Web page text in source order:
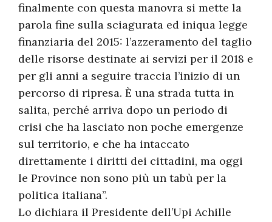
finalmente con questa manovra si mette la
parola fine sulla sciagurata ed iniqua legge
finanziaria del 2015: l’azzeramento del taglio
delle risorse destinate ai servizi per il 2018 e
per gli anni a seguire traccia l’inizio di un
percorso di ripresa. È una strada tutta in
salita, perché arriva dopo un periodo di
crisi che ha lasciato non poche emergenze
sul territorio, e che ha intaccato
direttamente i diritti dei cittadini, ma oggi
le Province non sono più un tabù per la
politica italiana”.
Lo dichiara il Presidente dell’Upi Achille